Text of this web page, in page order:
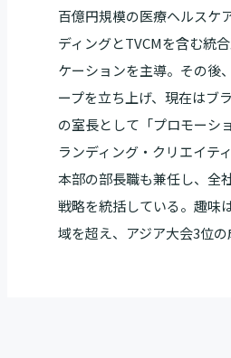
百億円規模の医療ヘルスケ
ディングとTVCMを含む統
ケーションを主導。その後
ープを立ち上げ、現在はブ
の室長として「プロモーシ
ランディング・クリエイテ
本部の部長職も兼任し、全
戦略を統括している。趣味
域を超え、アジア大会3位の